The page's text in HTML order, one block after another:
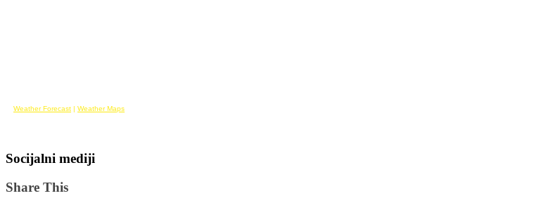
Weather Forecast | Weather Maps
Socijalni mediji
Share This